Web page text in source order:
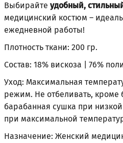
Выбирайте удобный,
медицинский костюм –
ежедневной работы!
Плотность ткани: 200 гр.
Состав: 18% вискоза | 76%
Уход: Максимальная
режим. Не отбеливать, кроме
барабанная сушка при
при максимальной
Назначение: Женский